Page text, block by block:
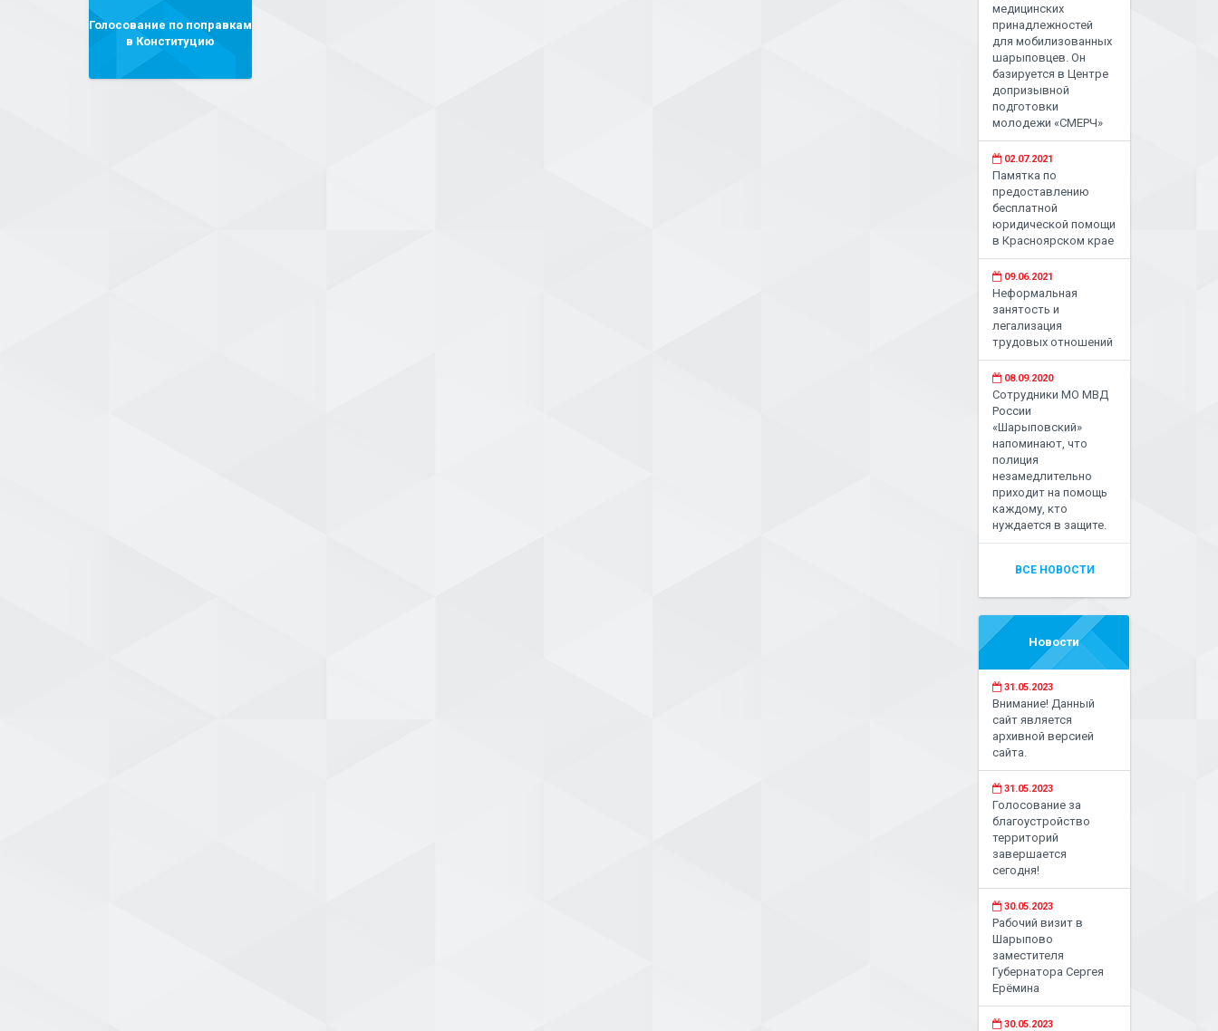
Голосование по поправкам
в Конституцию
медицинских
принадлежностей
для мобилизованных
шарыповцев. Он
базируется в Центре
допризывной
подготовки
молодежи «СМЕРЧ»
02.07.2021
Памятка по
предоставлению
бесплатной
юридической помощи
в Красноярском крае
09.06.2021
Неформальная
занятость и
легализация
трудовых отношений
08.09.2020
Сотрудники МО МВД
России
«Шарыповский»
напоминают, что
полиция
незамедлительно
приходит на помощь
каждому, кто
нуждается в защите.
ВСЕ НОВОСТИ
Новости
31.05.2023
Внимание! Данный
сайт является
архивной версией
сайта.
31.05.2023
Голосование за
благоустройство
территорий
завершается
сегодня!
30.05.2023
Рабочий визит в
Шарыпово
заместителя
Губернатора Сергея
Ерёмина
30.05.2023